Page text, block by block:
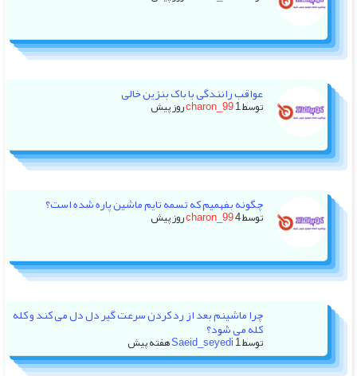
عواقب رانندگی با باک بنزین خالی
توسط charon_991 روز پیش
چگونه بفهمیم که تسمه تایم ماشین پاره شده است؟
توسط charon_994 روز پیش
چرا ماشینم بعد از رد کردن سرعت گیر دل دل می کند و کله
کله می شود؟
توسط Saeid_seyedi1 هفته پیش